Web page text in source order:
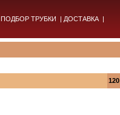
ПОДБОР ТРУБКИ | ДОСТАВКА |